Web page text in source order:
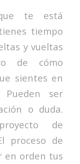
te está
tiempo
y vueltas
de cómo
sientes en
ser
o duda.
de
proceso de
en orden tus